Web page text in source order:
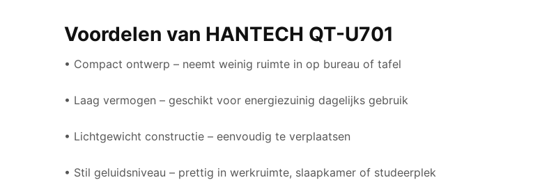
Voordelen van HANTECH QT-U701
• Compact ontwerp – neemt weinig ruimte in op bureau of tafel
• Laag vermogen – geschikt voor energiezuinig dagelijks gebruik
• Lichtgewicht constructie – eenvoudig te verplaatsen
• Stil geluidsniveau – prettig in werkruimte, slaapkamer of studeerplek